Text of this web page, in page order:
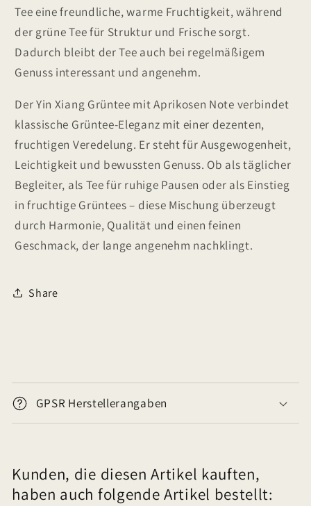
Tee eine freundliche, warme Fruchtigkeit, während
der grüne Tee für Struktur und Frische sorgt.
Dadurch bleibt der Tee auch bei regelmäßigem
Genuss interessant und angenehm.
Der Yin Xiang Grüntee mit Aprikosen Note verbindet
klassische Grüntee-Eleganz mit einer dezenten,
fruchtigen Veredelung. Er steht für Ausgewogenheit,
Leichtigkeit und bewussten Genuss. Ob als täglicher
Begleiter, als Tee für ruhige Pausen oder als Einstieg
in fruchtige Grüntees – diese Mischung überzeugt
durch Harmonie, Qualität und einen feinen
Geschmack, der lange angenehm nachklingt.
Share
n
a
p
GPSR Herstellerangaben
Kunden, die diesen Artikel kauften,
haben auch folgende Artikel bestellt: